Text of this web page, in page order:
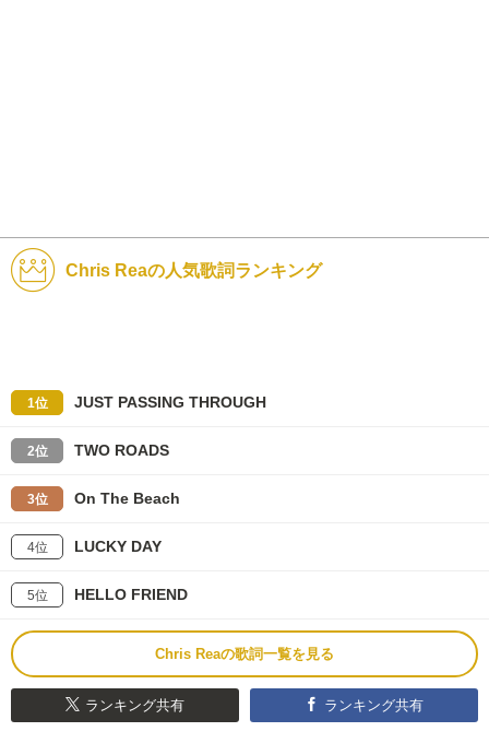
Chris Reaの人気歌詞ランキング
1位 JUST PASSING THROUGH
2位 TWO ROADS
3位 On The Beach
4位 LUCKY DAY
5位 HELLO FRIEND
Chris Reaの歌詞一覧を見る
ランキング共有 ランキング共有